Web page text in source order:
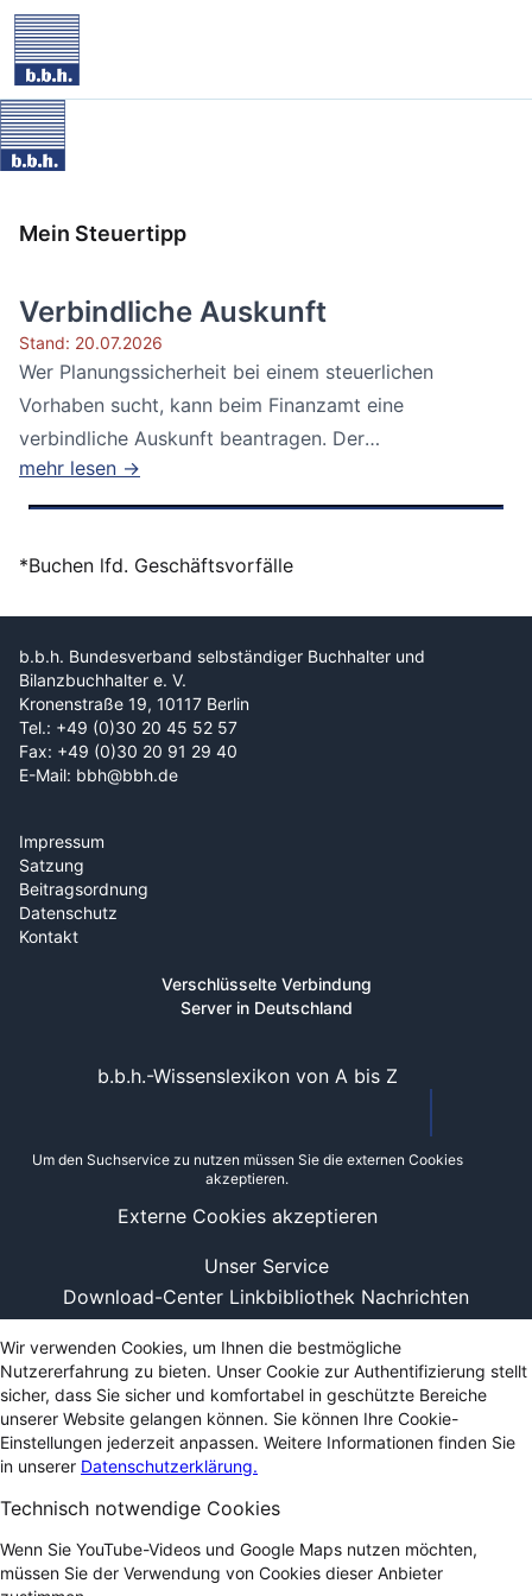
Mein Steuertipp
Verbindliche Auskunft
Stand: 20.07.2026
Wer Planungssicherheit bei einem steuerlichen
Vorhaben sucht, kann beim Finanzamt eine
verbindliche Auskunft beantragen. Der
Bundesfinanzhof...
mehr lesen →
*Buchen lfd. Geschäftsvorfälle
b.b.h. Bundesverband selbständiger Buchhalter und
Bilanzbuchhalter e. V.
Kronenstraße 19, 10117 Berlin
Tel.: +49 (0)30 20 45 52 57
Fax: +49 (0)30 20 91 29 40
E-Mail: bbh@bbh.de
Impressum
Satzung
Beitragsordnung
Datenschutz
Kontakt
Verschlüsselte Verbindung
Server in Deutschland
Unser Service
Download-Center Linkbibliothek Nachrichten
b.b.h.-Wissenslexikon von A bis Z
Um den Suchservice zu nutzen müssen Sie die externen Cookies
akzeptieren.
Externe Cookies akzeptieren
Wir verwenden Cookies, um Ihnen die bestmögliche
Nutzererfahrung zu bieten. Unser Cookie zur Authentifizierung stellt
sicher, dass Sie sicher und komfortabel in geschützte Bereiche
unserer Website gelangen können. Sie können Ihre Cookie-
Einstellungen jederzeit anpassen. Weitere Informationen finden Sie
in unserer Datenschutzerklärung.
Technisch notwendige Cookies
Wenn Sie YouTube-Videos und Google Maps nutzen möchten,
müssen Sie der Verwendung von Cookies dieser Anbieter